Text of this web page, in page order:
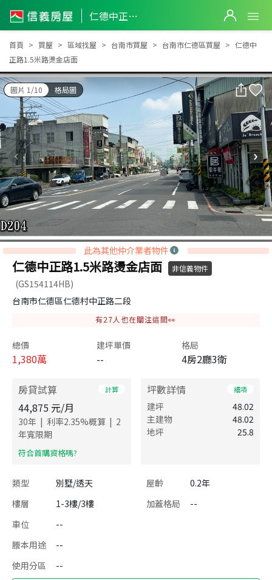
仁德中正路1.5米路燙金店面
仁德中正路1.5米路燙金店面
首頁 買屋 區域找屋 台南市買屋 台南市仁德區買屋
仁德中
正路1.5米路燙金店面
圖片 1/10 格局圖
此為其他仲介業者物件
仁德中正路1.5米路燙金店面 非信義物件
(GS154114HB)
台南市仁德區仁德村中正路二段
有27人也在關注這間👀
總價
1,380萬
建坪單價
--
格局
4房2廳3衛
房貸試算 計算
44,875 元/月
30年 | 利率2.35%概算 | 2
年寬限期
​符合首購資格嗎?
坪數詳情 細項
建坪
48.02
主建物
48.02
地坪
25.8
類型 別墅/透天 屋齡
0.2年
樓層
1-3樓/3樓 加蓋格局
--
車位
--
謄本用途
--
使用分區
--